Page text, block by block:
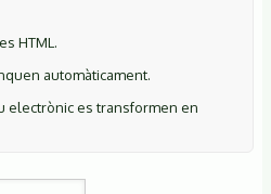
HTML.
automàticament.
electrònic es transformen en